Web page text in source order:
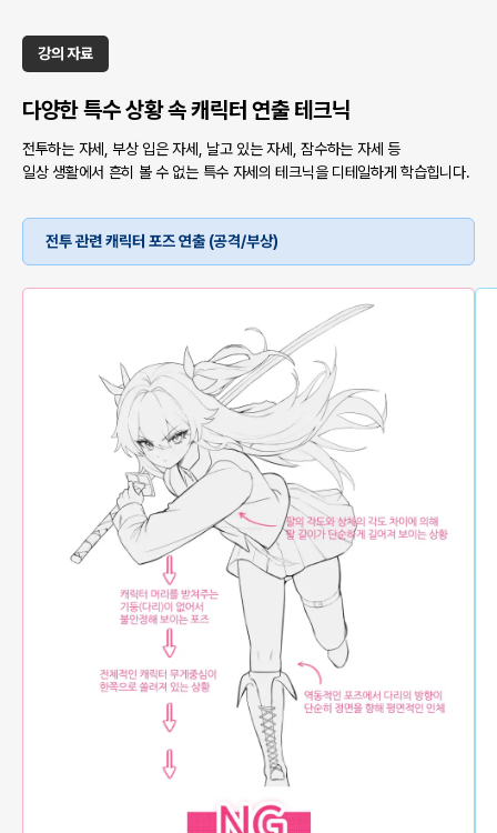
강의 자료
다양한 특수 상황 속 캐릭터 연출 테크닉
전투하는 자세, 부상 입은 자세, 날고 있는 자세, 잠수하는 자세 등
일상 생활에서 흔히 볼 수 없는 특수 자세의 테크닉을 디테일하게 학습힙니다.
전투 관련 캐릭터 포즈 연출 (공격/부상)